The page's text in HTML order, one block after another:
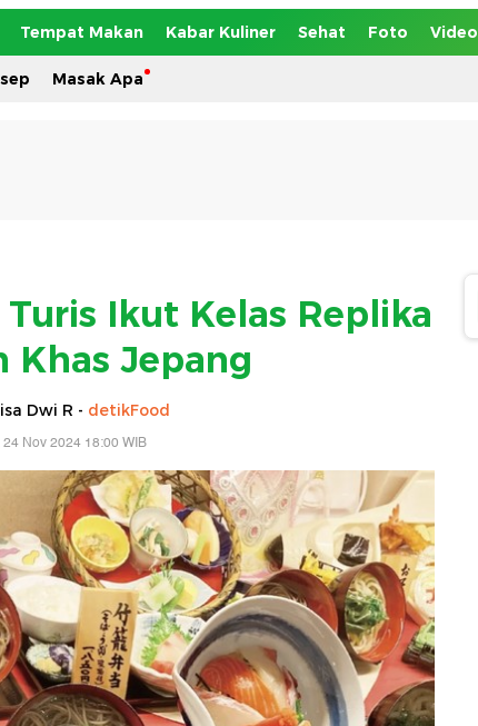
Tempat Makan Kabar Kuliner Sehat Foto Video
Masak Apa
Ikut Kelas Replika
Khas Jepang
Dwi R - detikFood
Nov 2024 18:00 WIB